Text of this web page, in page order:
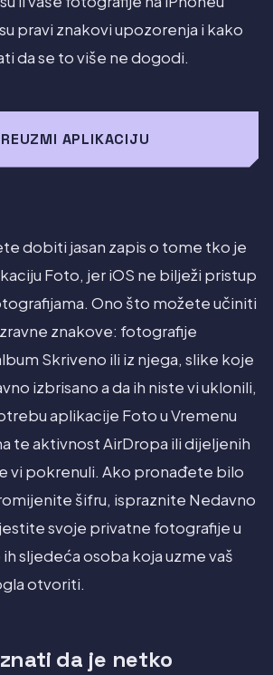
pravi znakovi upozorenja i kako
da se to više ne dogodi.
APLIKACIJU
dobiti jasan zapis o tome tko je
Foto, jer iOS ne bilježi pristup
Ono što možete učiniti
znakove: fotografije
Skriveno ili iz njega, slike koje
izbrisano a da ih niste vi uklonili,
aplikacije Foto u Vremenu
te aktivnost AirDropa ili dijeljenih
vi pokrenuli. Ako pronađete bilo
šifru, ispraznite Nedavno
svoje privatne fotografije u
sljedeća osoba koja uzme vaš
otvoriti.
da je netko